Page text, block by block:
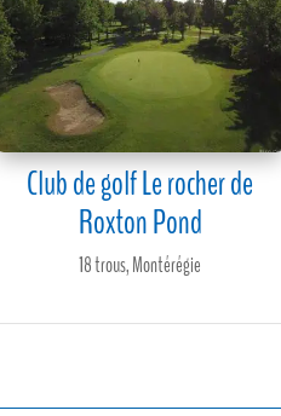
Club de golf Le rocher de
Roxton Pond
18 trous,Montérégie